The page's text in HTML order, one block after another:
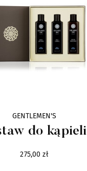
GENTLEMEN'S
do kąpieli
275,00 zł